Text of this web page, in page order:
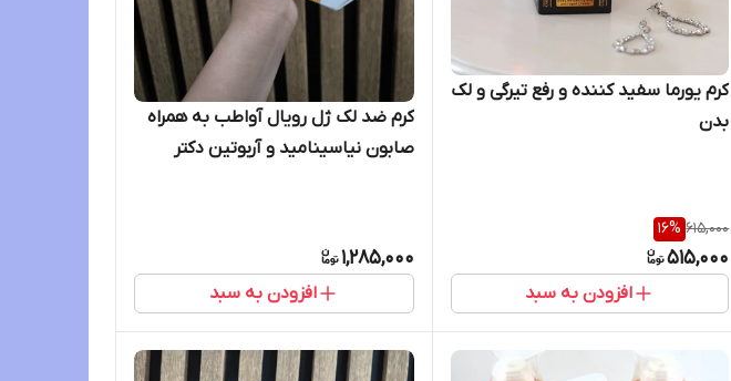
کرم یورما سفید کننده و رفع تیرگی و لک
بدن
615,000
16%
515,000
افزودن به سبد
کرم ضد لک ژل رویال آواطب به همراه
صابون نیاسینامید و آربوتین دکتر
1,285,000
افزودن به سبد